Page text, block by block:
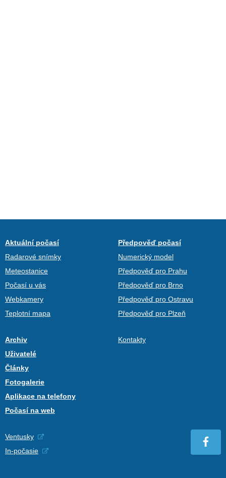
Aktuální počasí
Radarové snímky
Meteostanice
Počasí u vás
Webkamery
Teplotní mapa
Předpověď počasí
Numerický model
Předpověď pro Prahu
Předpověď pro Brno
Předpověď pro Ostravu
Předpověď pro Plzeň
Archiv
Uživatelé
Články
Fotogalerie
Aplikace na telefony
Počasí na web
Kontakty
Ventusky
In-počasie